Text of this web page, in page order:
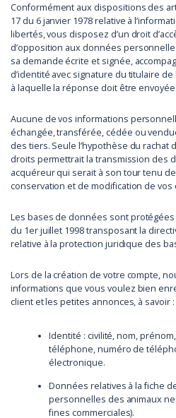
Conformément aux dispositions des
17 du 6 janvier 1978 relative à
libertés, vous disposez d’un droit
d’opposition aux données
sa demande écrite et signée,
d’identité avec signature du titulaire
à laquelle la réponse doit être envoyée.
Aucune de vos informations
échangée, transférée, cédée ou
des tiers. Seule l’hypothèse du rachat
droits permettrait la transmission des
acquéreur qui serait à son tour tenu
conservation et de modification de vos
Les bases de données sont
du 1er juillet 1998 transposant la
relative à la protection juridique des
Lors de la création de votre compte,
informations que vous voulez bien
client et les petites annonces, à savoir :
Identité : civilité, nom,
téléphone, numéro de
électronique.
Données relatives à la fiche
personnelles des animaux
fines commerciales).